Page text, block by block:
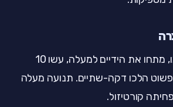
לא צריך אימון. קומו, מתחו את הידיים למעלה, עשו 10
פשוט הלכו דקה-שתיים. תנועה מעלה
קורטיזול.